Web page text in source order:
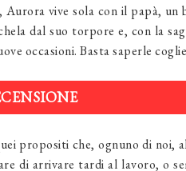
vive sola con il papà, un
dal suo torpore e, con la
occasioni. Basta saperle
propositi che, ognuno di noi,
di arrivare tardi al lavoro, o